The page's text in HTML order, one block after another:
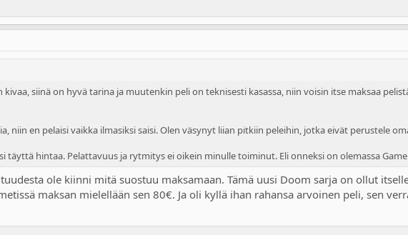
siinä on hyvä tarina ja muutenkin peli on teknisesti kasassa, niin voisin itse maksaa
niin en pelaisi vaikka ilmasiksi saisi. Olen väsynyt liian pitkiin peleihin, jotka eivät perustele
täyttä hintaa. Pelattavuus ja rytmitys ei oikein minulle toiminut. Eli onneksi on olemassa
ole kiinni mitä suostuu maksamaan. Tämä uusi Doom sarja on ollut
maksan mielellään sen 80€. Ja oli kyllä ihan rahansa arvoinen peli, sen